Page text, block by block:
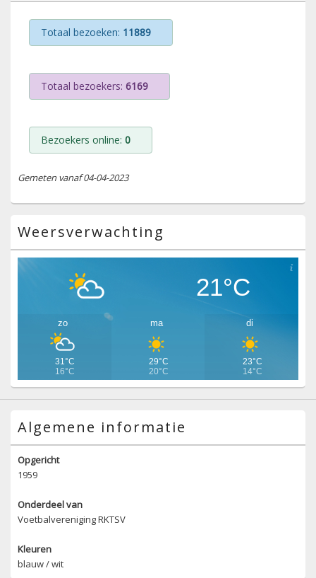
Totaal bezoeken: 11889
Totaal bezoekers: 6169
Bezoekers online: 0
Gemeten vanaf 04-04-2023
Weersverwachting
21°C
zo
31°C
16°C
ma
29°C
20°C
di
23°C
14°C
Algemene informatie
Opgericht
1959
Onderdeel van
Voetbalvereniging RKTSV
Kleuren
blauw / wit